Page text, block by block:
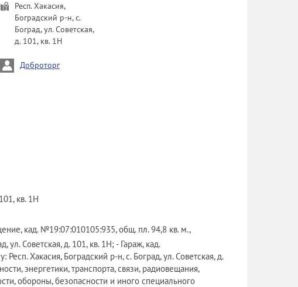
Респ. Хакасия,
Боградский р-н, с.
Боград, ул. Советская,
д. 101, кв. 1Н
Доброторг
кв. 1Н
кад. №19:07:010105:935, общ. пл. 94,8 кв. м.,
ул. Советская, д. 101, кв. 1Н; - Гараж, кад.
Хакасия, Боградский р-н, с. Боград, ул. Советская, д.
энергетики, транспорта, связи, радиовещания,
обороны, безопасности и иного специального